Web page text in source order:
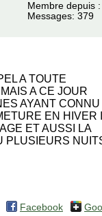
Membre depuis
Messages: 379
A TOUTE
A CE JOUR
AYANT CONNU
EN HIVER
ET AUSSI LA
PLUSIEURS
Facebook